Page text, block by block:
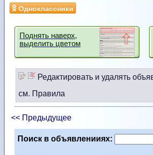
Одноклассники
Поднять наверх,
выделить цветом
Редактировать и удалять
см. Правила
<< Предыдущее
Поиск в объявленииях: